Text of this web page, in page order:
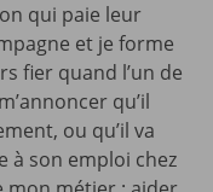
qui paie leur
et je forme
fier quand l’un de
qu’il
ou qu’il va
à son emploi chez